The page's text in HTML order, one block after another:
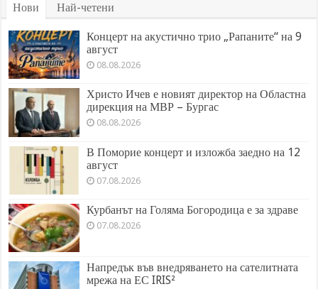
Нови Най-четени
Концерт на акустично трио „Рапаните“ на 9
август
08.08.2026
Христо Ичев е новият директор на Областна
дирекция на МВР – Бургас
08.08.2026
В Поморие концерт и изложба заедно на 12
август
07.08.2026
Курбанът на Голяма Богородица е за здраве
07.08.2026
Напредък във внедряването на сателитната
мрежа на ЕС IRIS²